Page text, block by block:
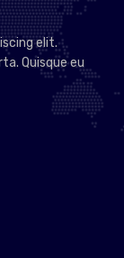
elit.
Quisque eu